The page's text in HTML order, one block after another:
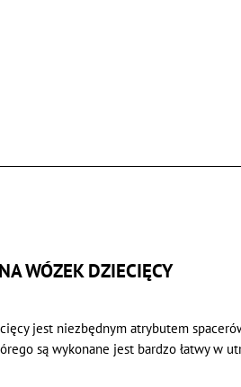
WÓZEK DZIECIĘCY
jest niezbędnym atrybutem
są wykonane jest bardzo łatwy w